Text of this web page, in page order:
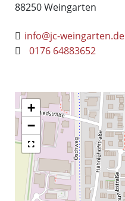
88250Weingarten
info@jc-weingarten.de
0176 64883652
+
−